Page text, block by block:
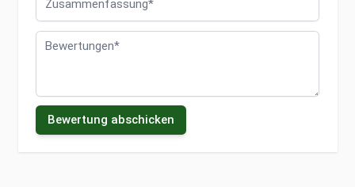
Bewertungen
Bewertung abschicken